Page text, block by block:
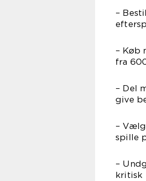
–
– Køb
fra
– Del
give
–
spille
–
kritisk